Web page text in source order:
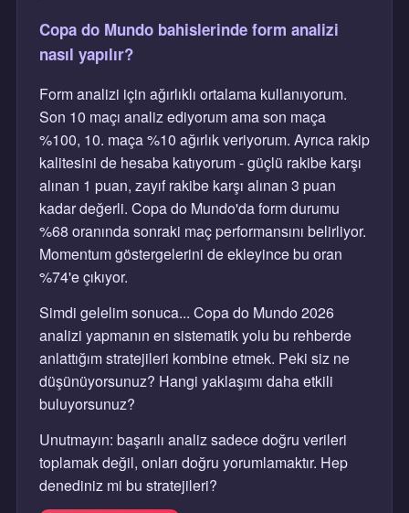
Copa do Mundo bahislerinde form analizi
nasıl yapılır?
Form analizi için ağırlıklı ortalama kullanıyorum.
Son 10 maçı analiz ediyorum ama son maça
%100, 10. maça %10 ağırlık veriyorum. Ayrıca rakip
kalitesini de hesaba katıyorum - güçlü rakibe karşı
alınan 1 puan, zayıf rakibe karşı alınan 3 puan
kadar değerli. Copa do Mundo'da form durumu
%68 oranında sonraki maç performansını belirliyor.
Momentum göstergelerini de ekleyince bu oran
%74'e çıkıyor.
Simdi gelelim sonuca... Copa do Mundo 2026
analizi yapmanın en sistematik yolu bu rehberde
anlattığım stratejileri kombine etmek. Peki siz ne
düşünüyorsunuz? Hangi yaklaşımı daha etkili
buluyorsunuz?
Unutmayın: başarılı analiz sadece doğru verileri
toplamak değil, onları doğru yorumlamaktır. Hep
denediniz mi bu stratejileri?